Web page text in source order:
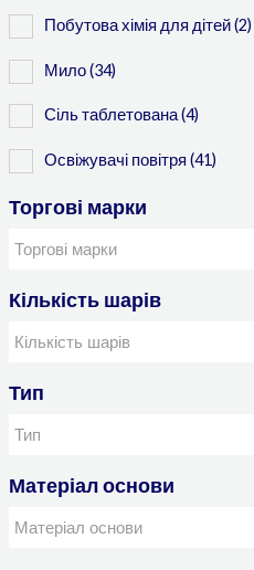
Побутова хімія для дітей(2)
Мило(34)
Сіль таблетована(4)
Освіжувачі повітря (41)
Торгові марки
Кількість шарів
Тип
Матеріал основи